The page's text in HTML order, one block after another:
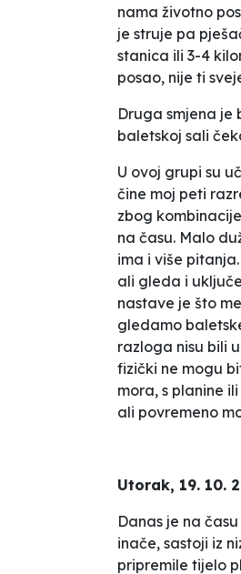
nama životno
je struje pa
stanica ili 3-4
posao, nije ti
Druga smjena je
baletskoj sali
U ovoj grupi su
čine moj peti
zbog
na času. Malo
ima i više
ali gleda i
nastave je što
gledamo
razloga nisu bili
fizički ne mogu
mora, s planine
ali povremeno
Utorak, 19. 10.
Danas je na
inače, sastoji iz
pripremile tijelo